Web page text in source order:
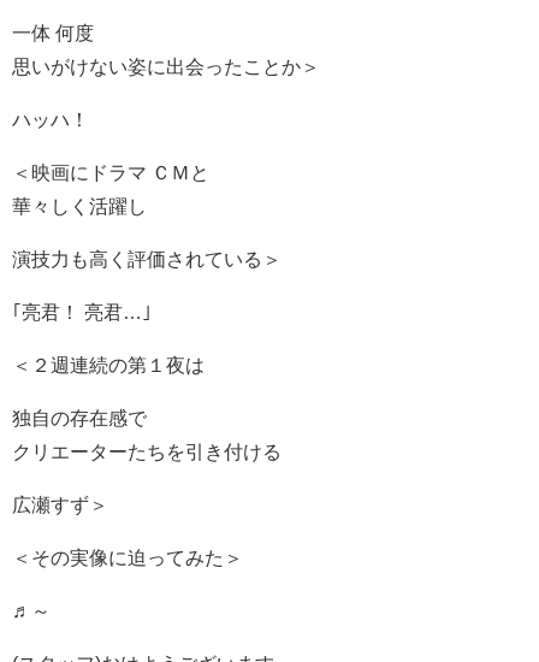
一体 何度
思いがけない姿に出会ったことか＞
ハッハ！
＜映画にドラマ ＣＭと
華々しく活躍し
演技力も高く評価されている＞
｢亮君！ 亮君…｣
＜２週連続の第１夜は
独自の存在感で
クリエーターたちを引き付ける
広瀬すず＞
＜その実像に迫ってみた＞
♬～